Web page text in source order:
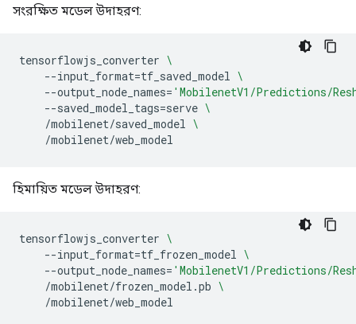
সংরক্ষিত মডেল উদাহরণ:
tensorflowjs_converter \
--input_format=tf_saved_model \
--output_node_names= 'MobilenetV1/Predictions/
--saved_model_tags=serve \
/mobilenet/saved_model \
হিমায়িত মডেল উদাহরণ:
tensorflowjs_converter \
--input_format=tf_frozen_model \
--output_node_names= 'MobilenetV1/Predictions/
/mobilenet/frozen_model.pb \